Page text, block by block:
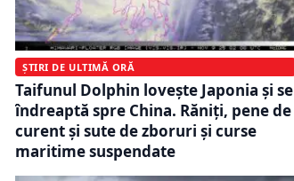
ȘTIRI DE ULTIMĂ ORĂ
Taifunul Dolphin lovește Japonia și se
îndreaptă spre China. Răniți, pene de
curent și sute de zboruri și curse
maritime suspendate